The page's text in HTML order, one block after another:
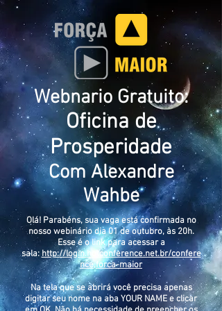
Webnario Gratuito:
Oficina de
Prosperidade
Com Alexandre
Wahbe
Olá! Parabéns, sua vaga está confirmada no
nosso webinário dia 01 de outubro, às 20h.
Esse é o link para acessar a
sala:http://login.hotconference.net.br/confere
nce,forca-maior
Na tela que se abrirá você precisa apenas
digitar seu nome na aba YOUR NAME e clicar